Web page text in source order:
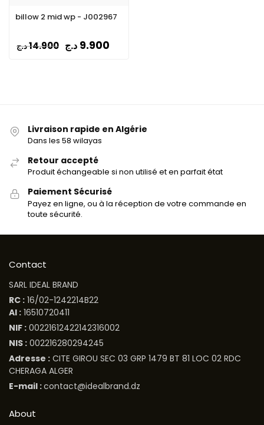
billow 2 mid wp - J002967
14.900د.ج 9.900 د.ج
Livraison rapide en Algérie
Dans les 58 wilayas
Retour accepté
Produit échangeable si non utilisé et en parfait état
Paiement Sécurisé
Payez en ligne, ou à la réception de votre commande en
toute sécurité.
Contact
SARL IDEAL BRAND
RC : 16/02-1242214B22
AI : 16510720411
NIF : 00221612422142316002
NIS : 002216280294245
Adresse : CITE GIROU SEC 03 GRP 1479 BT 81 LOC 02 RDC
CHERAGA ALGER
E-mail :contact@idealbrand.dz
About